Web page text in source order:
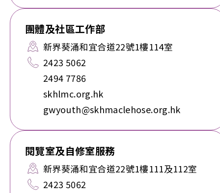
團體及社區工作部
新界葵涌和宜合道22號1樓114室
2423 5062
2494 7786
skhlmc.org.hk
gwyouth@skhmaclehose.org.hk
閱覽室及自修室服務
新界葵涌和宜合道22號1樓111及112室
2423 5062